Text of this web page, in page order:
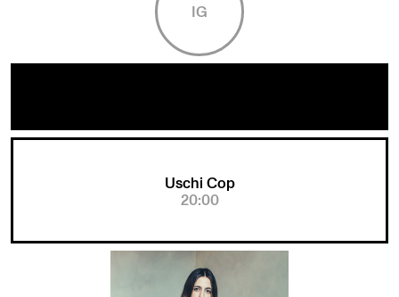
IG
Uschi Cop
20:00